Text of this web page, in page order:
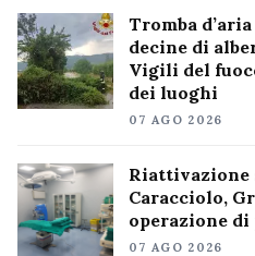
Tromba
decine di
Vigili del
dei luoghi
07 AGO 2026
Riattivazione
Caracciolo,
operazione di
07 AGO 2026